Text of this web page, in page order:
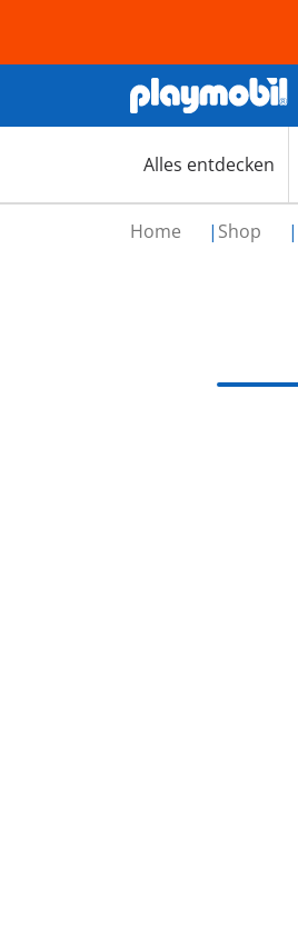
Alles entdecken
Home Shop